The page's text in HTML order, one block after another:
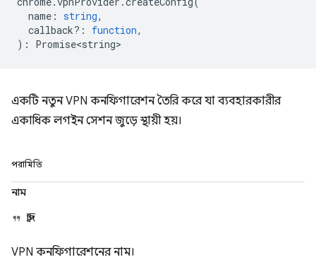
name : string,
callback? : function,
) : Promise<string>
একটি নতুন VPN কনফিগারেশন তৈরি করে যা ব্যবহারকারীর
একাধিক লগইন সেশন জুড়ে স্থায়ী হয়।
পরামিতি
নাম
স্ট্রিং
VPN কনফিগারেশনের নাম।